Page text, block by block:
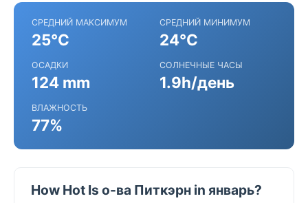
СРЕДНИЙ МАКСИМУМ
25°C
СРЕДНИЙ МИНИМУМ
24°C
ОСАДКИ
124 mm
СОЛНЕЧНЫЕ ЧАСЫ
1.9h/день
ВЛАЖНОСТЬ
77%
How Hot Is о-ва Питкэрн in январь?